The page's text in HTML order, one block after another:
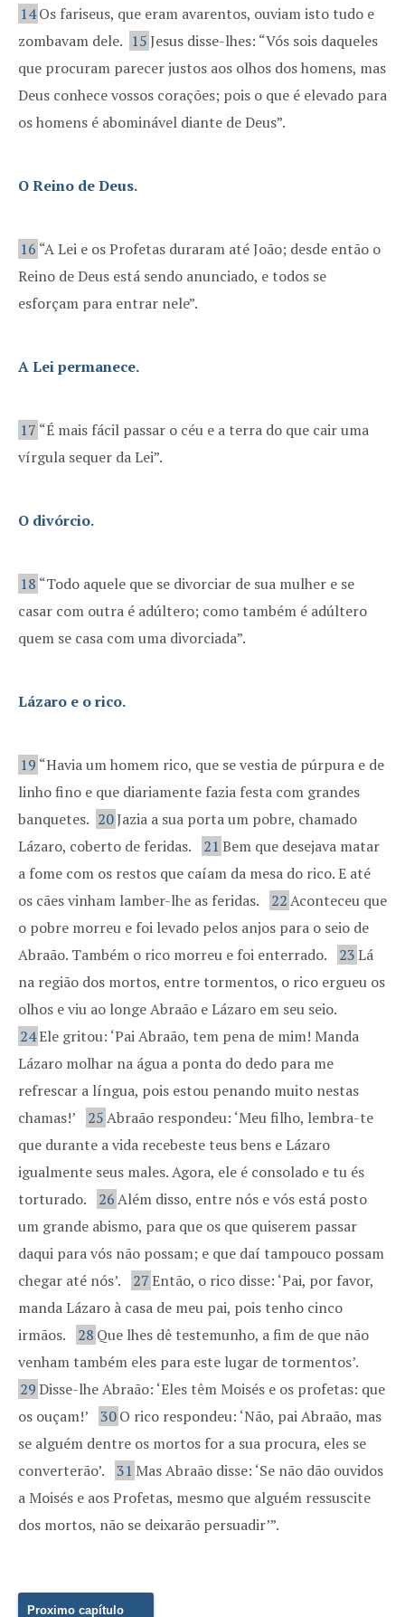
14Os fariseus, que eram avarentos, ouviam isto tudo e
zombavam dele. 15Jesus disse-lhes: “Vós sois daqueles
que procuram parecer justos aos olhos dos homens, mas
Deus conhece vossos corações; pois o que é elevado para
os homens é abominável diante de Deus”.
O Reino de Deus.
16 “A Lei e os Profetas duraram até João; desde então o
Reino de Deus está sendo anunciado, e todos se
esforçam para entrar nele”.
A Lei permanece.
17 “É mais fácil passar o céu e a terra do que cair uma
vírgula sequer da Lei”.
O divórcio.
18 “Todo aquele que se divorciar de sua mulher e se
casar com outra é adúltero; como também é adúltero
quem se casa com uma divorciada”.
Lázaro e o rico.
19 “Havia um homem rico, que se vestia de púrpura e de
linho fino e que diariamente fazia festa com grandes
banquetes. 20Jazia a sua porta um pobre, chamado
Lázaro, coberto de feridas.
21 Bem que desejava matar
a fome com os restos que caíam da mesa do rico. E até
os cães vinham lamber-lhe as feridas.
22Aconteceu que
o pobre morreu e foi levado pelos anjos para o seio de
Abraão. Também o rico morreu e foi enterrado.
23Lá
na região dos mortos, entre tormentos, o rico ergueu os
olhos e viu ao longe Abraão e Lázaro em seu seio.
24Ele gritou: ‘Pai Abraão, tem pena de mim! Manda
Lázaro molhar na água a ponta do dedo para me
refrescar a língua, pois estou penando muito nestas
chamas!’
25Abraão respondeu: ‘Meu filho, lembra-te
que durante a vida recebeste teus bens e Lázaro
igualmente seus males. Agora, ele é consolado e tu és
torturado.
26Além disso, entre nós e vós está posto
um grande abismo, para que os que quiserem passar
daqui para vós não possam; e que daí tampouco possam
chegar até nós’.
27Então, o rico disse: ‘Pai, por favor,
manda Lázaro à casa de meu pai, pois tenho cinco
irmãos.
28 Que lhes dê testemunho, a fim de que não
venham também eles para este lugar de tormentos’.
29Disse-lhe Abraão: ‘Eles têm Moisés e os profetas: que
os ouçam!’
30O rico respondeu: ‘Não, pai Abraão, mas
se alguém dentre os mortos for a sua procura, eles se
converterão’.
31 Mas Abraão disse: ‘Se não dão ouvidos
a Moisés e aos Profetas, mesmo que alguém ressuscite
dos mortos, não se deixarão persuadir’”.
Proximo capítulo